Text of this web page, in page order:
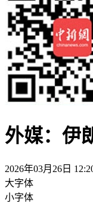
外媒：伊
2026年03月26日
大字体
小字体